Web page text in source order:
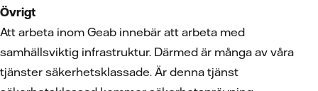
Övrigt
Att arbeta inom Geab innebär att arbeta med
samhällsviktig infrastruktur. Därmed är många av våra
tjänster säkerhetsklassade. Är denna tjänst